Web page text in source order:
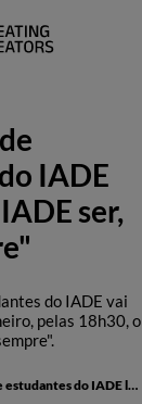
IADE
ser,
do IADE vai
pelas 18h30, o
Associação de estudantes do IADE lança livro "IADE ser, IADE sempre"